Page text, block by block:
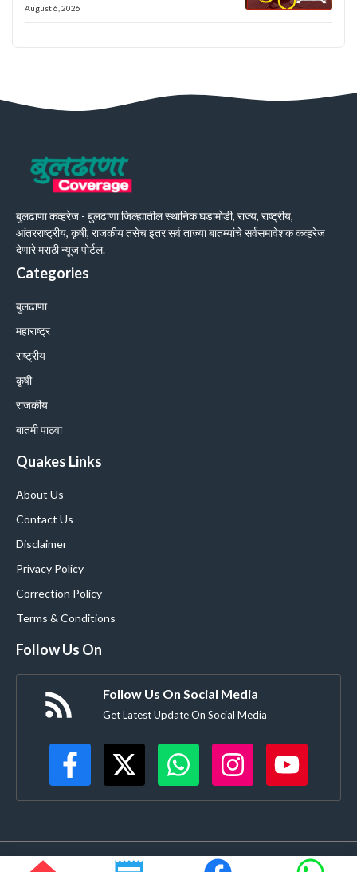
August 6, 2026
बुलढाणा कव्हरेज - बुलढाणा जिल्ह्यातील स्थानिक घडामोडी, राज्य, राष्ट्रीय,
आंतरराष्ट्रीय, कृषी, राजकीय तसेच इतर सर्व ताज्या बातम्यांचे सर्वसमावेशक कव्हरेज
देणारे मराठी न्यूज पोर्टल.
Categories
बुलढाणा
महाराष्ट्र
राष्ट्रीय
कृषी
राजकीय
बातमी पाठवा
Quakes Links
About Us
Contact Us
Disclaimer
Privacy Policy
Correction Policy
Terms & Conditions
Follow Us On
Follow Us On Social Media
Get Latest Update On Social Media
©Buldanacoverage.com • All rights reserved • Created by-